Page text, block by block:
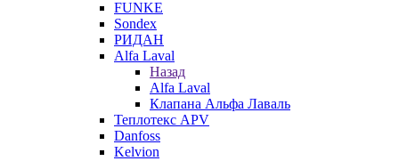
FUNKE
Sondex
РИДАН
Alfa Laval
Назад
Alfa Laval
Клапана Альфа Лаваль
Теплотекс APV
Danfoss
Kelvion